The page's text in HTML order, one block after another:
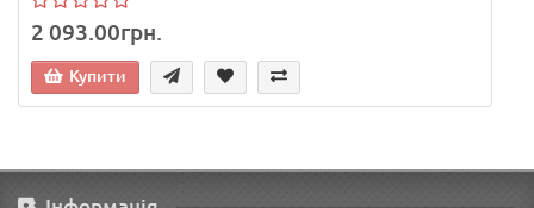
2 093.00грн.
Купити